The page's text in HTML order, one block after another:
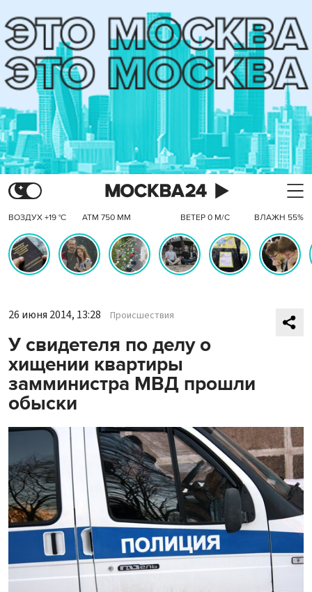
ВОЗДУХ +19 °C АТМ 750 ММ ВЕТЕР 0 М/С ВЛАЖН 55%
26 июня 2014, 13:28 Происшествия
У свидетеля по делу о
хищении квартиры
замминистра МВД прошли
обыски